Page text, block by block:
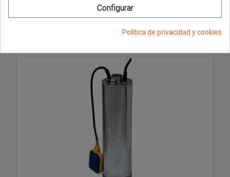
MÁS
Configurar
Política de privacidad y cookies